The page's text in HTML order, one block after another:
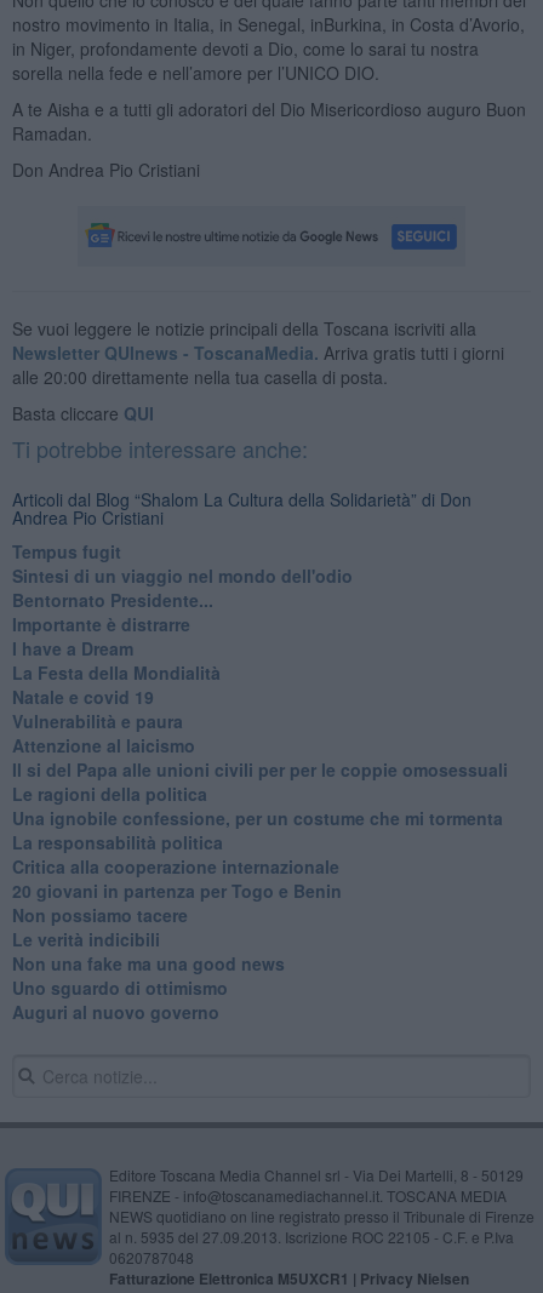
nostro movimento in Italia, in Senegal, inBurkina, in Costa d’Avorio,
in Niger, profondamente devoti a Dio, come lo sarai tu nostra
sorella nella fede e nell’amore per l’UNICO DIO.
A te Aisha e a tutti gli adoratori del Dio Misericordioso auguro Buon
Ramadan.
Don Andrea Pio Cristiani
Se vuoi leggere le notizie principali della Toscana iscriviti alla
Newsletter QUInews - ToscanaMedia. Arriva gratis tutti i giorni
alle 20:00 direttamente nella tua casella di posta.
Basta cliccare QUI
Ti potrebbe interessare anche:
Articoli dal Blog “Shalom La Cultura della Solidarietà” di Don
Andrea Pio Cristiani
​Tempus fugit
​Sintesi di un viaggio nel mondo dell'odio
Bentornato Presidente...
Importante è distrarre
​I have a Dream
La Festa della Mondialità
Natale e covid 19
Vulnerabilità e paura
Attenzione al laicismo
Il si del Papa alle unioni civili per per le coppie omosessuali
Le ragioni della politica
​Una ignobile confessione, per un costume che mi tormenta
La responsabilità politica
Critica alla cooperazione internazionale
20 giovani in partenza per Togo e Benin
​Non possiamo tacere
​Le verità indicibili
Non una fake ma una good news
Uno sguardo di ottimismo
Auguri al nuovo governo
Editore Toscana Media Channel srl - Via Dei Martelli, 8 - 50129
FIRENZE - info@toscanamediachannel.it. TOSCANA MEDIA
NEWS quotidiano on line registrato presso il Tribunale di Firenze
al n. 5935 del 27.09.2013. Iscrizione ROC 22105 - C.F. e P.Iva
0620787048
Fatturazione Elettronica M5UXCR1 | Privacy Nielsen